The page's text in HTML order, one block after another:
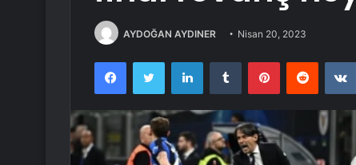
AYDOĞAN AYDINER Nisan 20, 2023
FacebookTwitter LinkedInTumblr PinterestReddit